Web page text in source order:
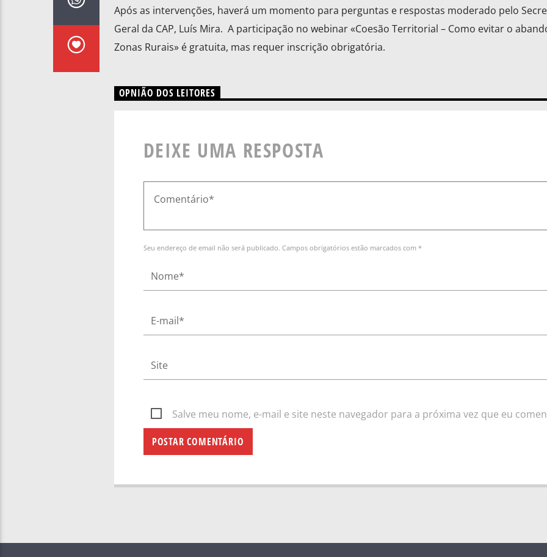
Após as intervenções, haverá um momento para perguntas e respostas moderado pelo
Geral da CAP, Luís Mira. A participação no webinar «Coesão Territorial – Como evitar o
Zonas Rurais» é gratuita, mas requer inscrição obrigatória.
OPNIÃO DOS LEITORES
DEIXE UMA RESPOSTA
Seu endereço de email não será publicado. Campos obrigatórios estão marcados com *
Salve meu nome, e-mail e site neste navegador para a próxima vez que eu